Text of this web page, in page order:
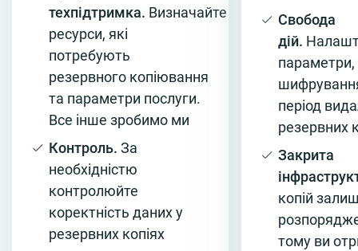
техпідтримка. Визначайте
ресурси, які
потребують
резервного копіювання
та параметри послуги.
Все інше зробимо ми
Контроль. За
необхідністю
контролюйте
коректність даних у
резервних копіях
Свобода
дій.
параметри,
період
резервних
Закрита
копій
тому ви